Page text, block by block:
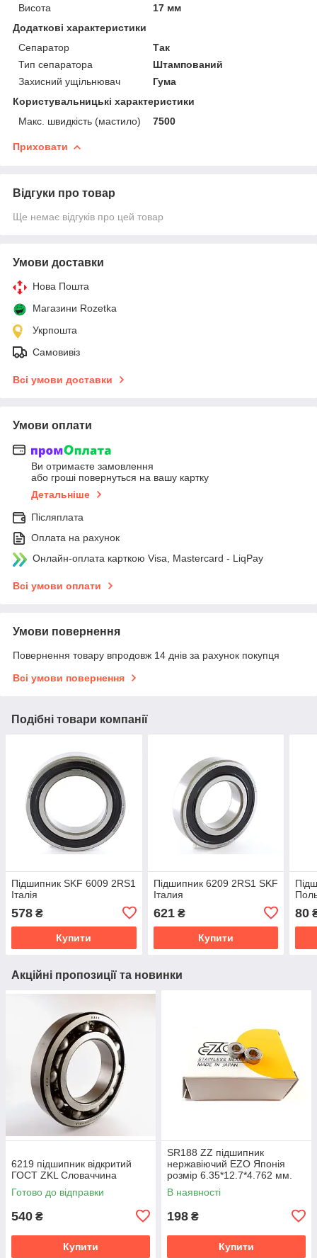
Висота
17 мм
Додаткові характеристики
Сепаратор
Так
Тип сепаратора
Штампований
Захисний ущільнювач
Гума
Користувальницькі характеристики
Макс. швидкість (мастило)
7500
Приховати
Відгуки про товар
Ще немає відгуків про цей товар
Умови доставки
Нова Пошта
Магазини Rozetka
Укрпошта
Самовивіз
Всі умови доставки
Умови оплати
Ви отримаєте замовлення
або гроші повернуться на вашу картку
Детальніше
Післяплата
Оплата на рахунок
Онлайн-оплата карткою Visa, Mastercard - LiqPay
Всі умови оплати
Умови повернення
Повернення товару впродовж 14 днів за рахунок покупця
Всі умови повернення
Подібні товари компанії
Підшипник SKF 6009 2RS1
Італія
578 ₴
Купити
Підшипник 6209 2RS1 SKF
Італия
621₴
Купити
80
Акційні пропозиції та новинки
6219 підшипник відкритий
ГОСТ ZKL Словаччина
Готово до відправки
540 ₴
Купити
SR188 ZZ підшипник
нержавіючий EZO Японія
розмір 6.35*12.7*4.762 мм.
В наявності
198 ₴
Купити